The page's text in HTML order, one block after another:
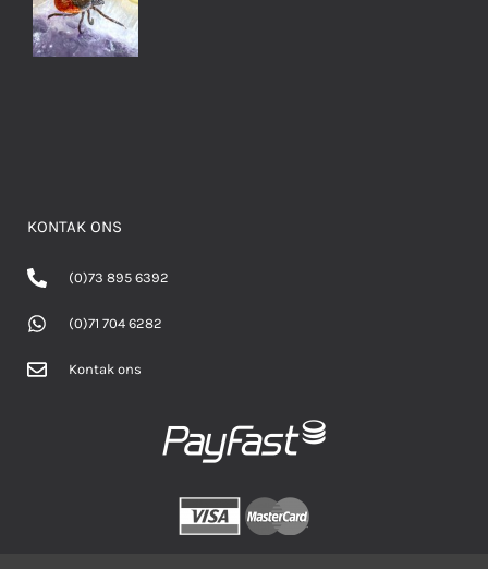
KONTAK ONS
(0)73 895 6392
(0)71 704 6282
Kontak ons